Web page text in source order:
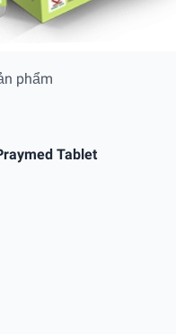
phẩm
Tablet